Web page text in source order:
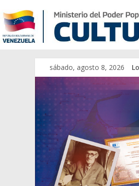
sábado, agosto 8, 2026